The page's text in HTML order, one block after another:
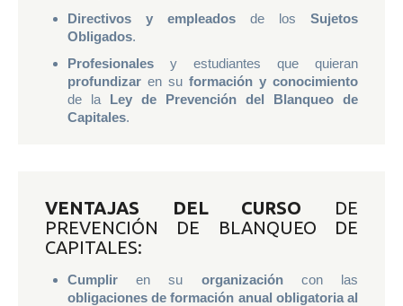
Directivos y empleados de los Sujetos
Obligados.
Profesionales y estudiantes que quieran
profundizar en su formación y conocimiento
de la Ley de Prevención del Blanqueo de
Capitales.
VENTAJAS DEL CURSO DE
PREVENCIÓN DE BLANQUEO DE
CAPITALES:
Cumplir en su organizacióncon las
obligaciones de formación anual obligatoria al